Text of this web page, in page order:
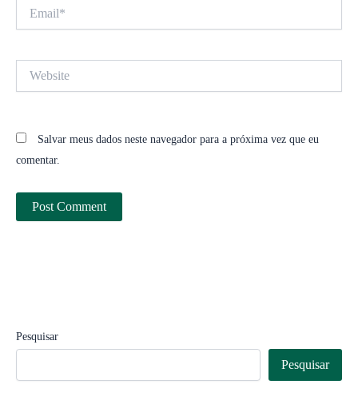
Salvar meus dados neste navegador para a próxima vez que eu
comentar.
Pesquisar
Pesquisar